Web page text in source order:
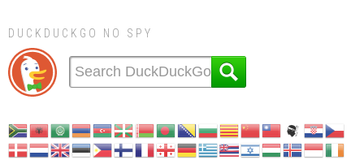
DUCKDUCKGO NO SPY